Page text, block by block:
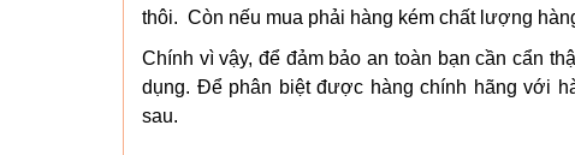
thôi. Còn nếu mua phải hàng kém chất lượng
Chính vì vậy, để đảm bảo an toàn bạn cần cẩn
dụng. Để phân biệt được hàng chính hãng với
sau.